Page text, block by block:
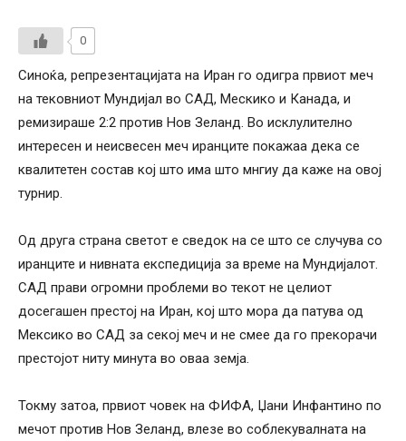
0
Синоќа, репрезентацијата на Иран го одигра првиот меч
на тековниот Мундијал во САД, Мескико и Канада, и
ремизираше 2:2 против Нов Зеланд. Во исклулително
интересен и неисвесен меч иранците покажаа дека се
квалитетен состав кој што има што мнгиу да каже на овој
турнир.
Од друга страна светот е сведок на се што се случува со
иранците и нивната експедиција за време на Мундијалот.
САД прави огромни проблеми во текот не целиот
досегашен престој на Иран, кој што мора да патува од
Мексико во САД за секој меч и не смее да го прекорачи
престојот ниту минута во оваа земја.
Токму затоа, првиот човек на ФИФА, Џани Инфантино по
мечот против Нов Зеланд, влезе во соблекувалната на